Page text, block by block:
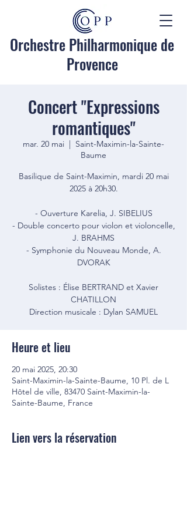
Orchestre Philharmonique de
Provence
Concert "Expressions
romantiques"
mar. 20 mai
  |
Saint-Maximin-la-Sainte-
Baume
Basilique de Saint-Maximin, mardi 20 mai
2025 à 20h30.
- Ouverture Karelia, J. SIBELIUS
- Double concerto pour violon et violoncelle,
J. BRAHMS
- Symphonie du Nouveau Monde, A.
DVORAK
Solistes : Élise BERTRAND et Xavier
CHATILLON
Direction musicale : Dylan SAMUEL
Heure et lieu
20 mai 2025, 20:30
Saint-Maximin-la-Sainte-Baume, 10 Pl. de L
Hôtel de ville, 83470 Saint-Maximin-la-
Sainte-Baume, France
Lien vers la réservation